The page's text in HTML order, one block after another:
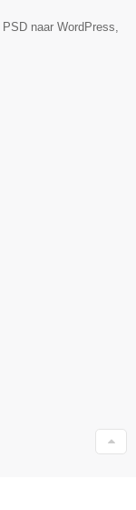
naar WordPress,